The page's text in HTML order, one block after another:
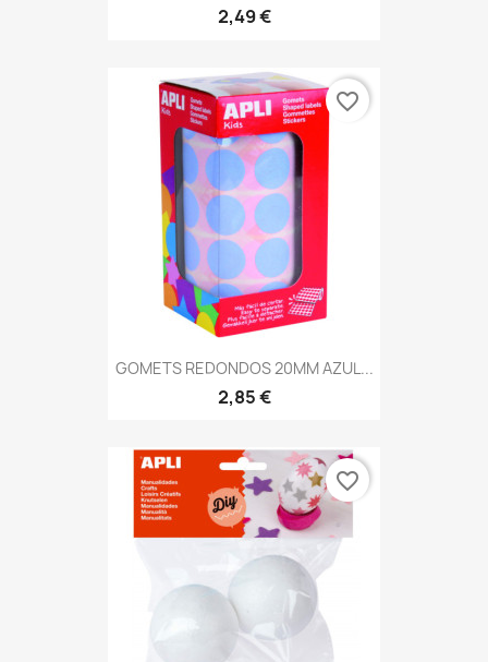
2,49 €
GOMETS REDONDOS 20MM AZUL...
2,85 €
favorite_border
favorite_border